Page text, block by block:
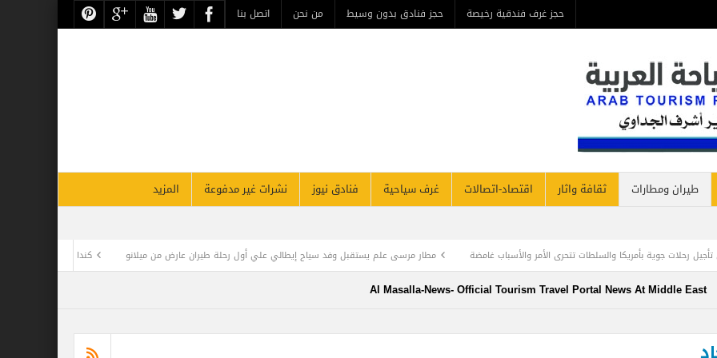
حجز غرف فندقية رخيصة حجز فنادق بدون وسيط من نحن اتصل بنا
ثقافة واثار اقتصاد-اتصالات غرف سياحية فنادق نيوز نشرات غير مدفوعة
المزيد
تتحرى الأمر والأسباب غامضة مطار مرسى علم يستقبل وفد سياح إيطالي علي أول رحلة طيران عارض من ميلانو
كندا تمنح تصاريح إقامة دائمة غير مسبوقة في 2022.. ومطلوب 1.5 مليون مهاجر حتى 2025
Al Masalla-News- Official Tourism Travel Portal News At